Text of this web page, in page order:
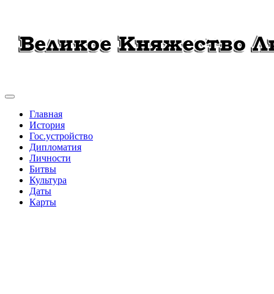
Главная
История
Гос.устройство
Дипломатия
Личности
Битвы
Культура
Даты
Карты